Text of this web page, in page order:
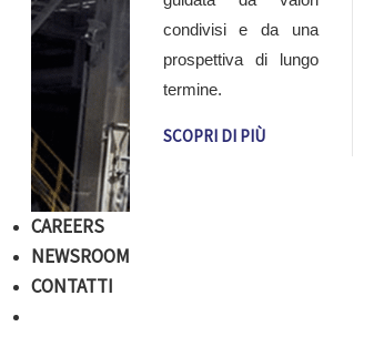
condivisi e da una
prospettiva di lungo
termine.
SCOPRI DI PIÙ
CAREERS
NEWSROOM
CONTATTI
DEI SISTEMI DI GESTIONE PER LA
DELLE INFORMAZIONI - REG ISMS + LG Rev.
SISTEMI DI GESTIONE DELL'INTELLIGENZA
DELL'INTELLIGENZA ARTIFICIALE AIMS